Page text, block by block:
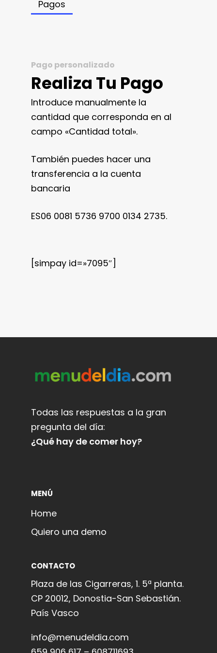
Pagos
Pago personalizado
Realiza Tu Pago
Introduce manualmente la
cantidad que corresponda en al
campo «Cantidad total».
También puedes hacer una
transferencia a la cuenta
bancaria
ES06 0081 5736 9700 0134 2735.
[simpay id=»7095″]
Todas las respuestas a la gran
pregunta del día:
¿Qué hay de comer hoy?
MENÚ
Home
Quiero una demo
CONTACTO
Plaza de las Cigarreras, 1. 5ª planta.
CP 20012, Donostia-San Sebastián.
País Vasco
info@menudeldia.com